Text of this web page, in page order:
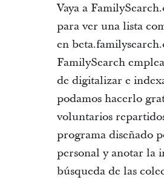
Vaya a
para ver una lista
en
FamilySearch
de digitalizar e
podamos hacerlo
voluntarios
programa diseñado
personal y anotar la
búsqueda de las